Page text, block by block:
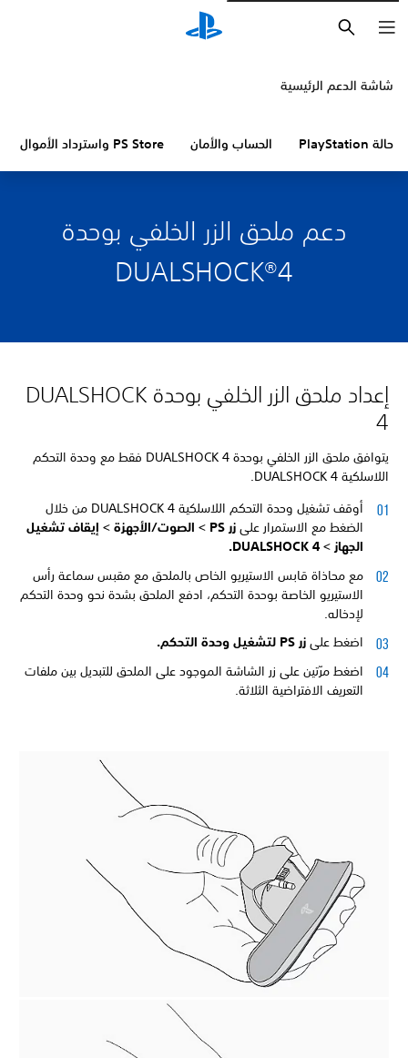
شاشة الدعم الرئيسية
حالة PlayStation الحساب والأمان PS Store واسترداد الأموال
دعم ملحق الزر الخلفي بوحدة
DUALSHOCK®4
إعداد ملحق الزر الخلفي بوحدة DUALSHOCK
4
يتوافق ملحق الزر الخلفي بوحدة DUALSHOCK 4 فقط مع وحدة التحكم
اللاسلكية DUALSHOCK 4.
أوقف تشغيل وحدة التحكم اللاسلكية DUALSHOCK 4 من خلال
الضغط مع الاستمرار على زر PS > الصوت/الأجهزة > إيقاف تشغيل
الجهاز > DUALSHOCK 4.
مع محاذاة قابس الاستيريو الخاص بالملحق مع مقبس سماعة رأس
الاستيريو الخاصة بوحدة التحكم، ادفع الملحق بشدة نحو وحدة التحكم
لإدخاله.
اضغط على زر PS لتشغيل وحدة التحكم.
اضغط مرّتين على زر الشاشة الموجود على الملحق للتبديل بين ملفات
التعريف الافتراضية الثلاثة.